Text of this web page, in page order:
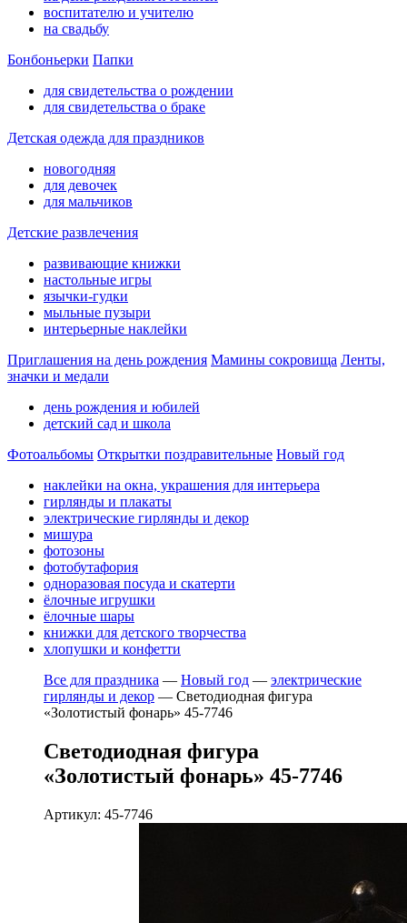
воспитателю и учителю
на свадьбу
Бонбоньерки Папки
для свидетельства о рождении
для свидетельства о браке
Детская одежда для праздников
новогодняя
для девочек
для мальчиков
Детские развлечения
развивающие книжки
настольные игры
язычки-гудки
мыльные пузыри
интерьерные наклейки
Приглашения на день рождения Мамины сокровища Ленты,
значки и медали
день рождения и юбилей
детский сад и школа
Фотоальбомы Открытки поздравительные Новый год
наклейки на окна, украшения для интерьера
гирлянды и плакаты
электрические гирлянды и декор
мишура
фотозоны
фотобутафория
одноразовая посуда и скатерти
ёлочные игрушки
ёлочные шары
книжки для детского творчества
хлопушки и конфетти
Все для праздника — Новый год — электрические
гирлянды и декор — Светодиодная фигура
«Золотистый фонарь» 45-7746
Светодиодная фигура
«Золотистый фонарь» 45-7746
Артикул: 45-7746